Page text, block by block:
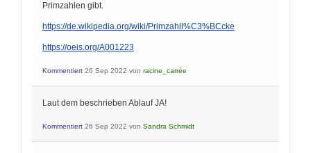
Primzahlen gibt.
https://de.wikipedia.org/wiki/Primzahll%C3%BCcke
https://oeis.org/A001223
Kommentiert 26 Sep 2022 von racine_carrée
Laut dem beschrieben Ablauf JA!
Kommentiert 26 Sep 2022 von Sandra Schmidt